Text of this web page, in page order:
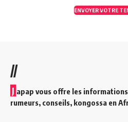
ENVOYER VOTRE
//
J apap vous offre les
rumeurs, conseils, kongossa en